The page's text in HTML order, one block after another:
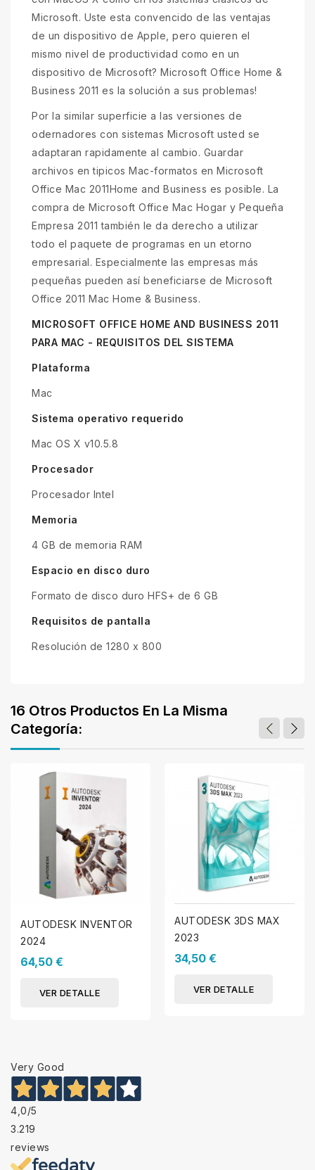
Microsoft. Uste esta convencido de las ventajas
de un dispositivo de Apple, pero quieren el
mismo nivel de productividad como en un
dispositivo de Microsoft? Microsoft Office Home &
Business 2011 es la solución a sus problemas!
Por la similar superficie a las versiones de
odernadores con sistemas Microsoft usted se
adaptaran rapidamente al cambio. Guardar
archivos en tipicos Mac-formatos en Microsoft
Office Mac 2011Home and Business es posible. La
compra de Microsoft Office Mac Hogar y Pequeña
Empresa 2011 también le da derecho a utilizar
todo el paquete de programas en un etorno
empresarial. Especialmente las empresas más
pequeñas pueden así beneficiarse de Microsoft
Office 2011 Mac Home & Business.
MICROSOFT OFFICE HOME AND BUSINESS 2011
PARA MAC - REQUISITOS DEL SISTEMA
Plataforma
Mac
Sistema operativo requerido
Mac OS X v10.5.8
Procesador
Procesador Intel
Memoria
4 GB de memoria RAM
Espacio en disco duro
Formato de disco duro HFS+ de 6 GB
Requisitos de pantalla
Resolución de 1280 x 800
16 Otros Productos En La Misma
Categoría:
AUTODESK INVENTOR
2024
64,50 €
VER DETALLE
AUTODESK 3DS MAX
2023
34,50 €
VER DETALLE
Very Good
4,0/5
3.219
reviews